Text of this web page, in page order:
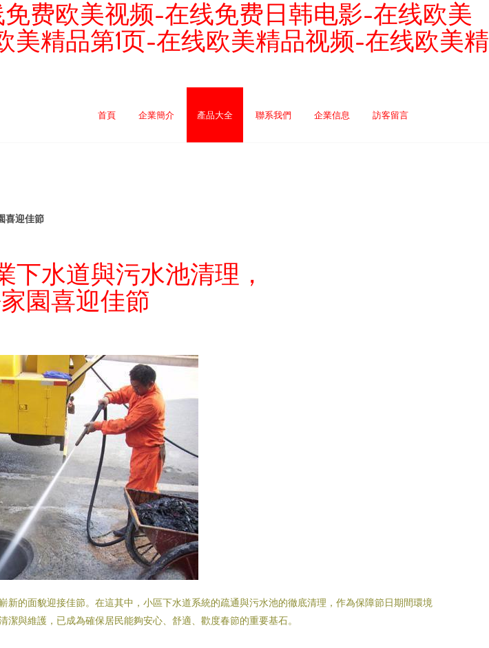
费欧美视频-在线免费日韩电影-在线欧美
精品第1页-在线欧美精品视频-在线欧美精
首頁 企業簡介 產品大全 聯系我們 企業信息 訪客留言
喜迎佳節
下水道與污水池清理，
園喜迎佳節
的面貌迎接佳節。在這其中，小區下水道系統的疏通與污水池的徹底清理，作為保障節日期間環境
與維護，已成為確保居民能夠安心、舒適、歡度春節的重要基石。